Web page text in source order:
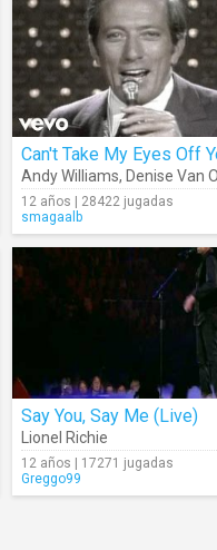
Can't Take My Eyes Off
Andy Williams, Denise Van
12 años | 28422 jugadas
smagaalb
Say You, Say Me (Live)
Lionel Richie
12 años | 17271 jugadas
Greggo99